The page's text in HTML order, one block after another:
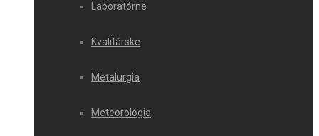
Laboratórne
Kvalitárske
Metalurgia
Meteorológia